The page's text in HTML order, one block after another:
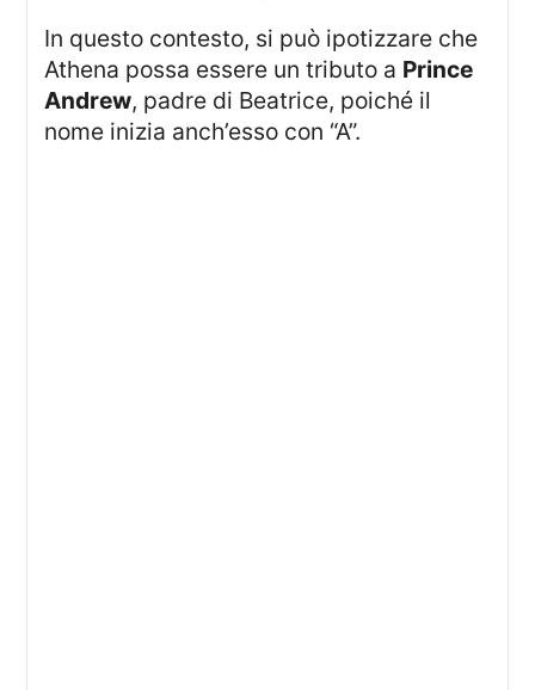
In questo contesto, si può ipotizzare che
Athena possa essere un tributo a Prince
Andrew, padre di Beatrice, poiché il
nome inizia anch’esso con “A”.